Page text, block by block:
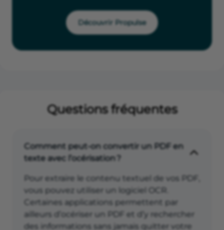
Découvrir Propulse
Questions fréquentes
Comment peut-on convertir un PDF en
texte avec l’océrisation ?
Pour extraire le contenu textuel de vos PDF,
vous pouvez utiliser un logiciel OCR.
Certaines applications permettent par
ailleurs d’océriser un PDF et d’y rechercher
des informations sans jamais quitter votre